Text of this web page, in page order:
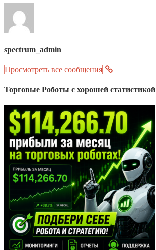
spectrum_admin
Просмотреть все сообщения
Торговые Роботы с хорошей статистикой